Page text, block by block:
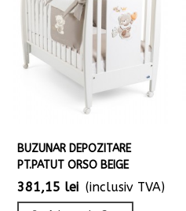
BUZUNAR DEPOZITARE
PT.PATUT ORSO BEIGE
381,15 lei (inclusiv TVA)